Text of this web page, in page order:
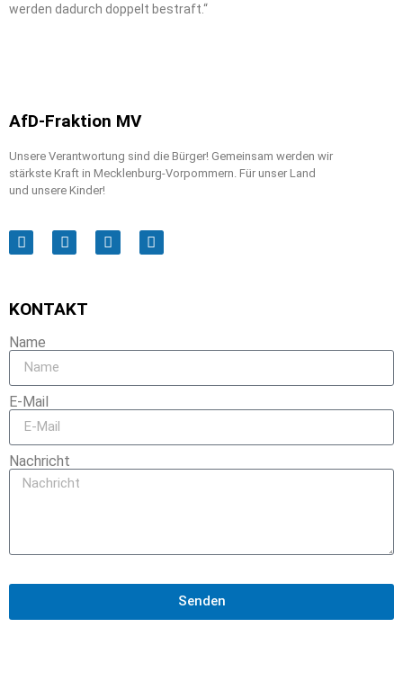
werden dadurch doppelt bestraft.“
AfD-Fraktion MV
Unsere Verantwortung sind die Bürger! Gemeinsam werden wir
stärkste Kraft in Mecklenburg-Vorpommern. Für unser Land
und unsere Kinder!
KONTAKT
Name
E-Mail
Nachricht
Senden